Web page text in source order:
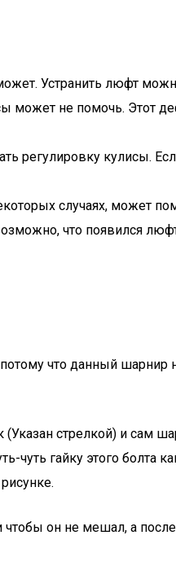
Устранить люфт
может не помочь. Этот
регулировку кулисы.
случаях, может
что появился
что данный шарнир
стрелкой) и сам
гайку этого болта
он не мешал, а